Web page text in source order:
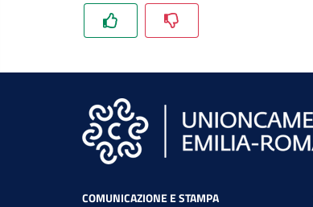
COMUNICAZIONE E STAMPA